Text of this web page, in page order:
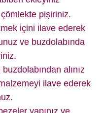
pişiriniz.
içini ilave ederek
ve buzdolabında
alınız
ilave ederek
yapınız ve